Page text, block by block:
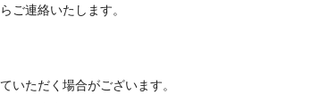
連絡いたします。
ただく場合がございます。